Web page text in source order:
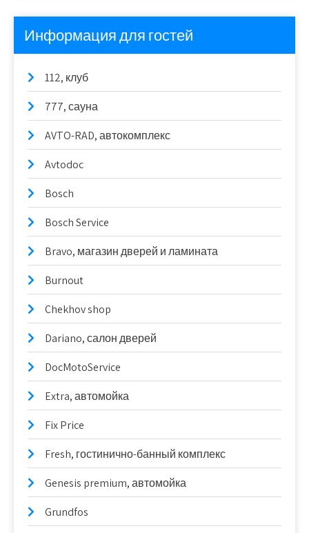
Информация для гостей
112, клуб
777, сауна
AVTO-RAD, автокомплекс
Avtodoc
Bosch
Bosch Service
Bravo, магазин дверей и ламината
Burnout
Chekhov shop
Dariano, салон дверей
DocMotoService
Extra, автомойка
Fix Price
Fresh, гостинично-банный комплекс
Genesis premium, автомойка
Grundfos